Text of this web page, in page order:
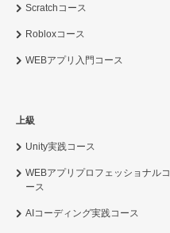
Scratchコース
Robloxコース
WEBアプリ入門コース
上級
Unity実践コース
WEBアプリプロフェッショナルコ
ース
AIコーディング実践コース